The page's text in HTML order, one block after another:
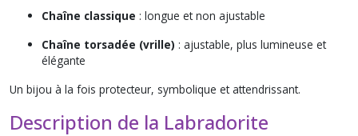
Chaîne classique : longue et non ajustable
Chaîne torsadée (vrille) : ajustable, plus lumineuse et
élégante
Un bijou à la fois protecteur, symbolique et attendrissant.
Description de la Labradorite